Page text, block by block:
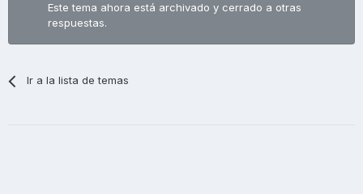
Este tema ahora está archivado y cerrado a otras
respuestas.
Ir a la lista de temas